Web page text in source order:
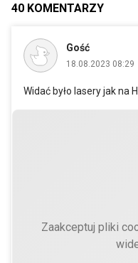
40 KOMENTARZY
Gość
18.08.2023 08:29
Widać było lasery jak na
Zaakceptuj pliki